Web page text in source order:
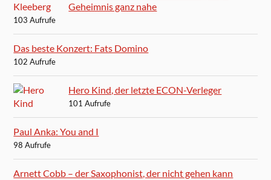
Geheimnis ganz nahe
103 Aufrufe
Das beste Konzert: Fats Domino
102 Aufrufe
Hero Kind, der letzte ECON-Verleger
101 Aufrufe
Paul Anka: You and I
98 Aufrufe
Arnett Cobb – der Saxophonist, der nicht gehen kann